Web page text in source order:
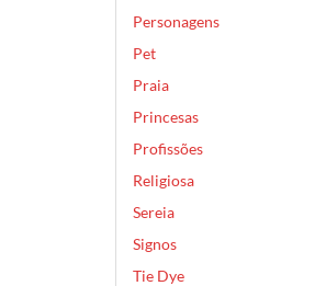
Personagens
Pet
Praia
Princesas
Profissões
Religiosa
Sereia
Signos
Tie Dye